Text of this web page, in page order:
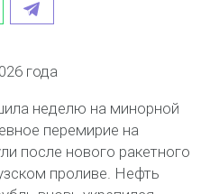
года
неделю на минорной
перемирие на
после нового ракетного
проливе. Нефть